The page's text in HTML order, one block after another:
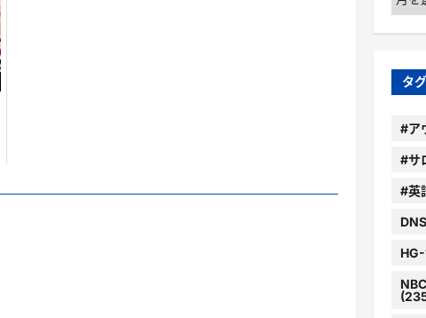
ー
カ
ブ
タグ
#ア
#サ
#英
HG-